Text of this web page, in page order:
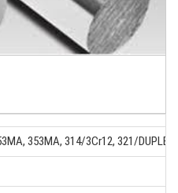
353MA, 314/3Cr12, 321/